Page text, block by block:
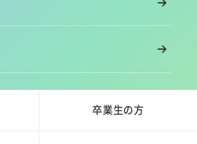
卒業生の方